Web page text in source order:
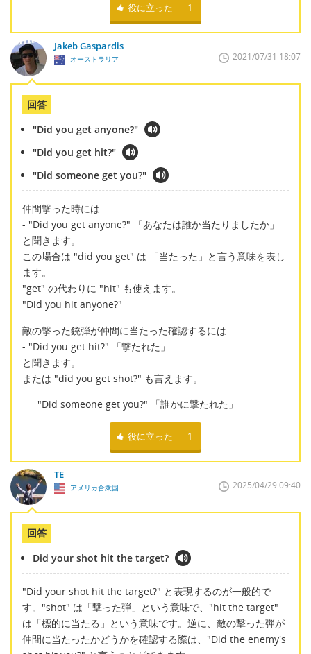
役に立った 1
Jakeb Gaspardis
オーストラリア 2021/07/31 18:07
回答
"Did you get anyone?"
"Did you get hit?"
"Did someone get you?"
仲間撃った時には
- "Did you get anyone?" 「あなたは誰か当たりましたか」
と聞きます。
この場合は "did you get" は 「当たった」と言う意味を表し
ます。
"get" の代わりに "hit" も使えます。
"Did you hit anyone?"
敵の撃った銃弾が仲間に当たった確認するには
- "Did you get hit?" 「撃たれた」
と聞きます。
または "did you get shot?" も言えます。
"Did someone get you?" 「誰かに撃たれた」
役に立った 1
TE
アメリカ合衆国 2025/04/29 09:40
回答
Did your shot hit the target?
"Did your shot hit the target?" と表現するのが一般的で
す。"shot" は「撃った弾」という意味で、"hit the target"
は「標的に当たる」という意味です。逆に、敵の撃った弾が
仲間に当たったかどうかを確認する際は、"Did the enemy's